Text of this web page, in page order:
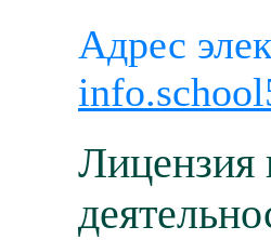
Адрес
Лицензия